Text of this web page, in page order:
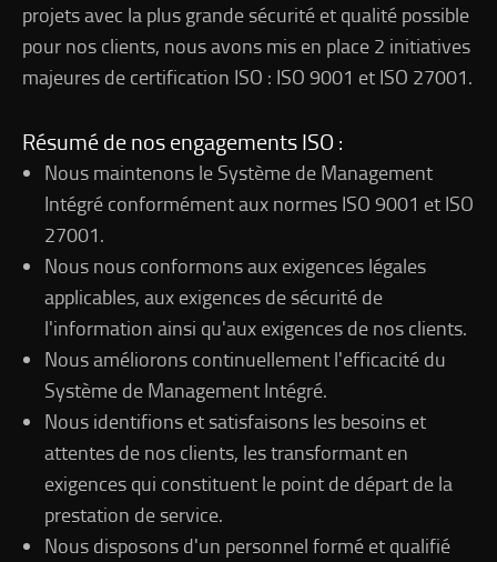
projets avec la plus grande sécurité et qualité possible
pour nos clients, nous avons mis en place 2 initiatives
majeures de certification ISO : ISO 9001 et ISO 27001.
Résumé de nos engagements ISO :
Nous maintenons le Système de Management
Intégré conformément aux normes ISO 9001 et ISO
27001.
Nous nous conformons aux exigences légales
applicables, aux exigences de sécurité de
l'information ainsi qu'aux exigences de nos clients.
Nous améliorons continuellement l'efficacité du
Système de Management Intégré.
Nous identifions et satisfaisons les besoins et
attentes de nos clients, les transformant en
exigences qui constituent le point de départ de la
prestation de service.
Nous disposons d'un personnel formé et qualifié